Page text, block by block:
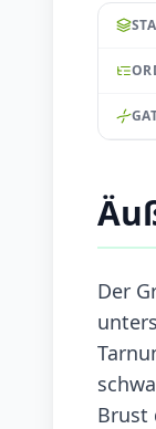
Der
Brust